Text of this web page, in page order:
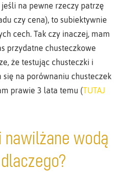
na pewne rzeczy patrzę
czy cena), to subiektywnie
cech. Tak czy inaczej, mam
przydatne chusteczkowe
że testując chusteczki i
się na porównaniu chusteczek
prawie 3 lata temu (TUTAJ
nawilżane wodą